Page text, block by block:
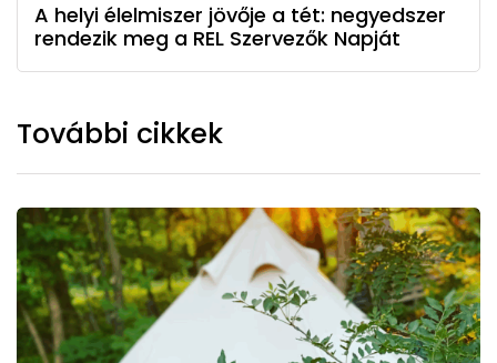
A helyi élelmiszer jövője a tét: negyedszer
rendezik meg a REL Szervezők Napját
További cikkek